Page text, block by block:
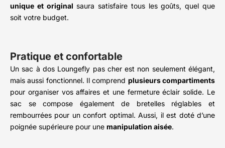
unique et original saura satisfaire tous les goûts, quel que
soit votre budget.
Pratique et confortable
Un sac à dos Loungefly pas cher est non seulement élégant,
mais aussi fonctionnel. Il comprend plusieurs compartiments
pour organiser vos affaires et une fermeture éclair solide. Le
sac se compose également de bretelles réglables et
rembourrées pour un confort optimal. Aussi, il est doté d’une
poignée supérieure pour une manipulation aisée.